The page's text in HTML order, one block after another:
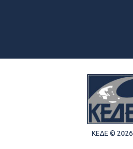
ΚΕΔΕ © 2026